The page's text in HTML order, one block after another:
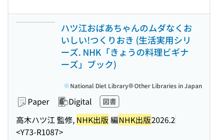
ハツ江おばあちゃんのムダなくお
いしい!つくりおき (生活実用シリ
ーズ. NHK「きょうの料理ビギナ
ーズ」ブック)
Paper Digital 図書
高木ハツ江 監修, NHK出版 編NHK出版2026.2
<Y73-R1087>
National Diet Library Other Libraries in Japan